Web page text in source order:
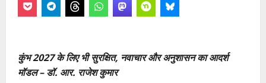
कुंभ 2027 के लिए भी सुरक्षित, नवाचार और अनुशासन का आदर्श
मॉडल – डॉ. आर. राजेश कुमार